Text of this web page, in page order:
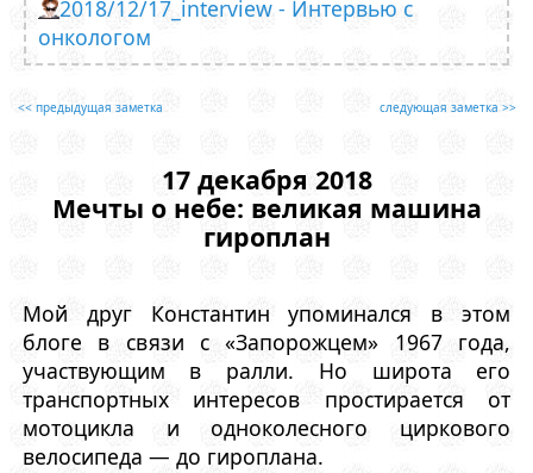
2018/12/17_interview - Интервью с
онкологом
<< предыдущая заметка следующая заметка >>
17 декабря 2018
Мечты о небе: великая машина
гироплан
Мой друг Константин упоминался в этом
блоге в связи с «Запорожцем» 1967 года,
участвующим в ралли. Но широта его
транспортных интересов простирается от
мотоцикла и одноколесного циркового
велосипеда — до гироплана.